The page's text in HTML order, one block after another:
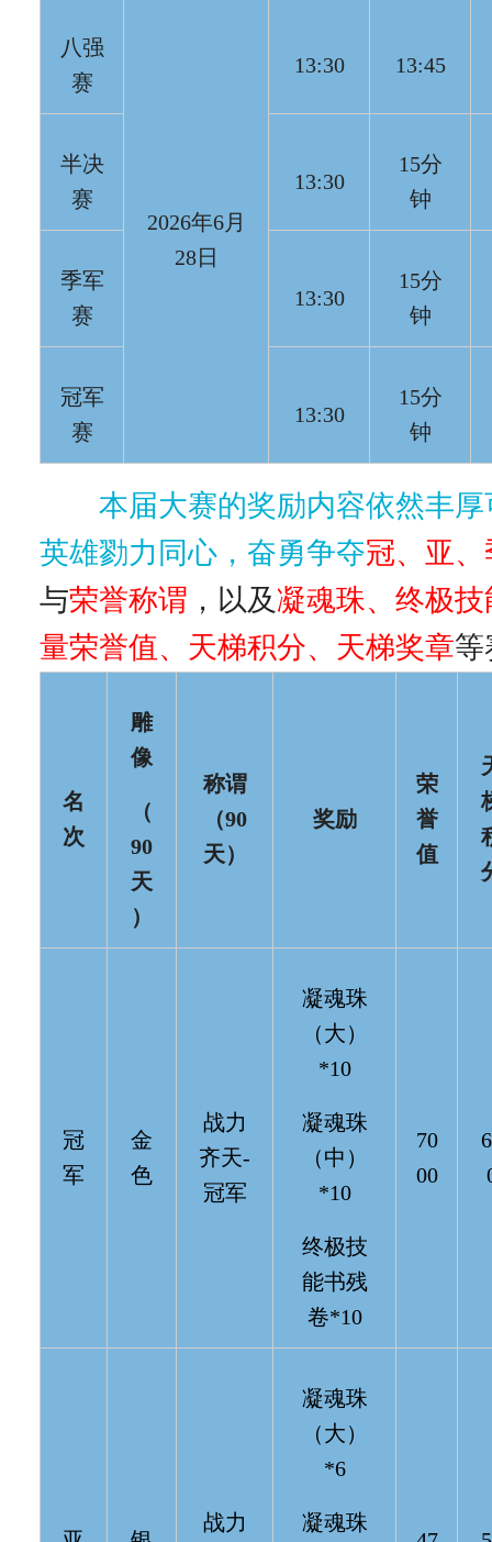
八强
赛
2026年6月
28日
13:30 13:45
半决
赛
13:30
15分
钟
季军
赛
13:30
15分
钟
冠军
赛
13:30
15分
钟
本届大赛的奖励内容依然丰
英雄勠力同心，奋勇争夺冠、亚
与荣誉称谓 ，以及凝魂珠、终极
量荣誉值、天梯积分、天梯奖章等
名
次
雕
像
（
90
天
）
称谓
（90
天）
奖励
荣
誉
值
冠
军
金
色
战力
齐天-
冠军
凝魂珠
（大）
*10
凝魂珠
（中）
*10
终极技
能书残
卷*10
70
00
战力
凝魂珠
（大）
*6
凝魂珠